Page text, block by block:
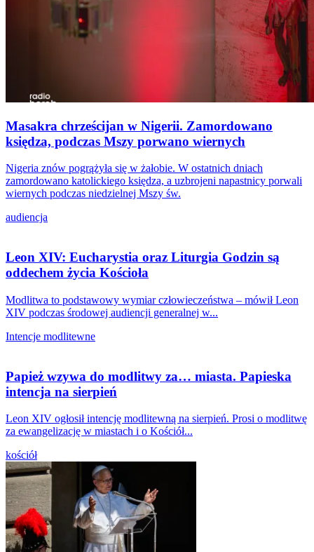
Masakra chrześcijan w Nigerii. Zamordowano
księdza, podczas Mszy porwano wiernych
Nigeria znów pogrążyła się w żałobie. W ostatnich dniach
zamordowano katolickiego księdza, a uzbrojeni napastnicy porwali
wiernych podczas niedzielnej Mszy św.
audiencja
Leon XIV: Eucharystia oraz Liturgia Godzin są
oddechem życia Kościoła
Modlitwa to podstawowy wymiar człowieczeństwa – mówił Leon
XIV podczas środowej audiencji generalnej w...
Intencje modlitewne
Papież wzywa do modlitwy za… miasta. Papieska
intencja na sierpień
Leon XIV ogłosił intencję modlitewną na sierpień. Prosi o modlitwę
za ewangelizację w miastach i o Kościół...
kościół